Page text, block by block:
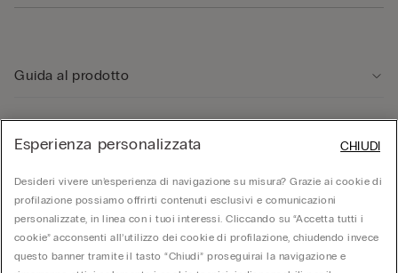
Guida al prodotto
Area Legale
Corporate
Esperienza personalizzata
Desideri vivere un’esperienza di navigazione su misura? Grazie ai cookie di
profilazione possiamo offrirti contenuti esclusivi e comunicazioni
personalizzate, in linea con i tuoi interessi. Cliccando su “Accetta tutti i
cookie” acconsenti all’utilizzo dei cookie di profilazione, chiudendo invece
questo banner tramite il tasto “Chiudi” proseguirai la navigazione e
CHIUDI